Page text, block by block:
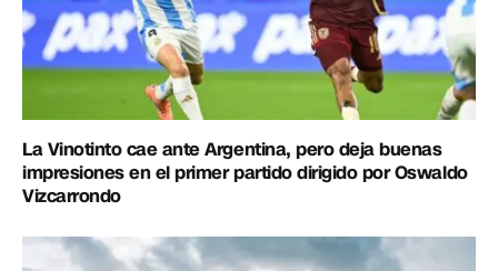
La Vinotinto cae ante Argentina, pero deja buenas
impresiones en el primer partido dirigido por Oswaldo
Vizcarrondo